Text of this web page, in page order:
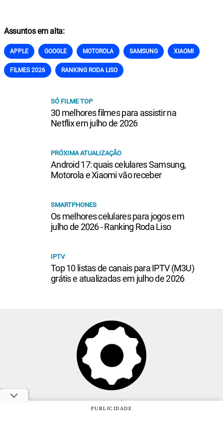
Assuntos em alta:
APPLE GOOGLE MOTOROLA SAMSUNG XIAOMI
FILMES 2026 RANKING RODA LISO
SÓ FILME TOP
30 melhores filmes para assistir na
Netflix em julho de 2026
PRÓXIMA ATUALIZAÇÃO
Android 17: quais celulares Samsung,
Motorola e Xiaomi vão receber
SMARTPHONES
Os melhores celulares para jogos em
julho de 2026 - Ranking Roda Liso
IPTV
Top 10 listas de canais para IPTV (M3U)
grátis e atualizadas em julho de 2026
Anuncie
PUBLICIDADE